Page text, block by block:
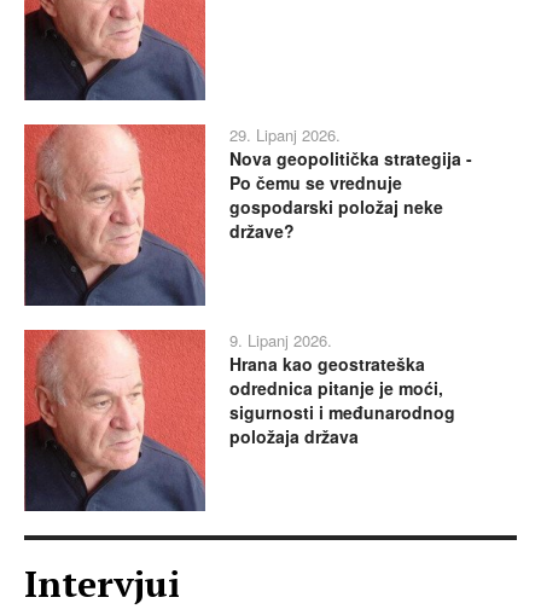
29. Lipanj 2026.
Nova geopolitička strategija -
Po čemu se vrednuje
gospodarski položaj neke
države?
9. Lipanj 2026.
Hrana kao geostrateška
odrednica pitanje je moći,
sigurnosti i međunarodnog
položaja država
Intervjui